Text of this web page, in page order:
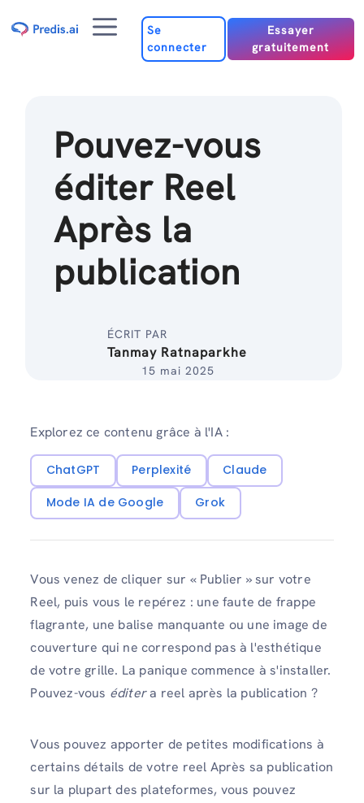
au
Menu
Se
connecter
Essayer
gratuitement
Pouvez-vous
éditer Reel
Après la
publication
ÉCRIT PAR
Tanmay Ratnaparkhe
15 mai 2025
Explorez ce contenu grâce à l'IA :
ChatGPT Perplexité
Claude
Mode IA de Google
Grok
Vous venez de cliquer sur « Publier » sur votre
Reel, puis vous le repérez : une faute de frappe
flagrante, une balise manquante ou une image de
couverture qui ne correspond pas à l'esthétique
de votre grille. La panique commence à s'installer.
Pouvez-vous éditera reel après la publication ?
Vous pouvez apporter de petites modifications à
certains détails de votre reel Après sa publication
sur la plupart des plateformes, vous pouvez